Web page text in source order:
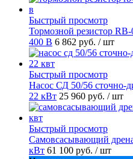
Быстрый просмотр
Тормозной резистор
400 В 6 862 руб. / шт
Быстрый просмотр
Насос СД 50/56 сточно-
22 кВт 25 960 руб. / шт
Быстрый просмотр
Самовсасывающий
кВт 61 100 руб. / шт